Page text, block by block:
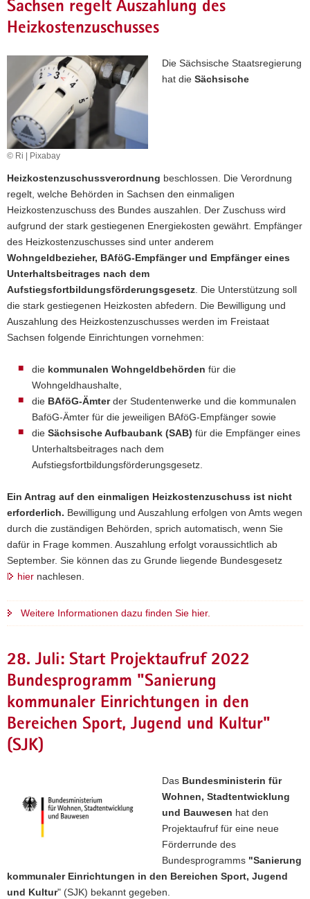
Sachsen regelt Auszahlung des
Heizkostenzuschusses
© Ri | Pixabay
Die Sächsische Staatsregierung
hat die Sächsische
Heizkostenzuschussverordnung beschlossen. Die Verordnung
regelt, welche Behörden in Sachsen den einmaligen
Heizkostenzuschuss des Bundes auszahlen. Der Zuschuss wird
aufgrund der stark gestiegenen Energiekosten gewährt. Empfänger
des Heizkostenzuschusses sind unter anderem
Wohngeldbezieher, BAföG-Empfänger und Empfänger eines
Unterhaltsbeitrages nach dem
Aufstiegsfortbildungsförderungsgesetz . Die Unterstützung soll
die stark gestiegenen Heizkosten abfedern. Die Bewilligung und
Auszahlung des Heizkostenzuschusses werden im Freistaat
Sachsen folgende Einrichtungen vornehmen:
die kommunalen Wohngeldbehörden für die
Wohngeldhaushalte,
die BAföG-Ämterder Studentenwerke und die kommunalen
BaföG-Ämter für die jeweiligen BAföG-Empfänger sowie
die Sächsische Aufbaubank (SAB) für die Empfänger eines
Unterhaltsbeitrages nach dem
Aufstiegsfortbildungsförderungsgesetz.
Ein Antrag auf den einmaligen Heizkostenzuschuss ist nicht
erforderlich. Bewilligung und Auszahlung erfolgen von Amts wegen
durch die zuständigen Behörden, sprich automatisch, wenn Sie
dafür in Frage kommen. Auszahlung erfolgt voraussichtlich ab
September. Sie können das zu Grunde liegende Bundesgesetz
hier nachlesen.
Weitere Informationen dazu finden Sie hier.
28. Juli: Start Projektaufruf 2022
Bundesprogramm "Sanierung
kommunaler Einrichtungen in den
Bereichen Sport, Jugend und Kultur"
(SJK)
Das Bundesministerin für
Wohnen, Stadtentwicklung
und Bauwesen hat den
Projektaufruf für eine neue
Förderrunde des
Bundesprogramms "Sanierung
kommunaler Einrichtungen in den Bereichen Sport, Jugend
und Kultur" (SJK) bekannt gegeben.